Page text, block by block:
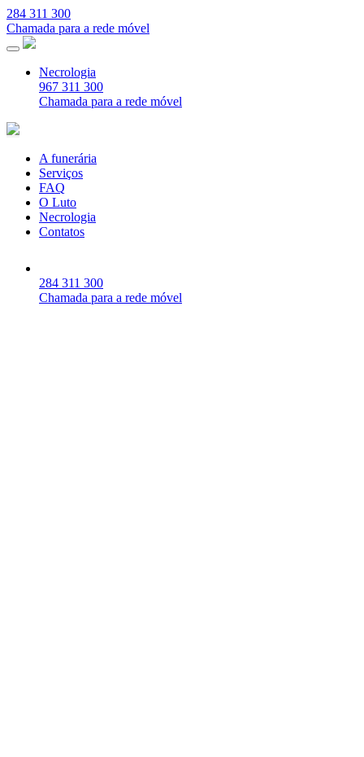
284 311 300
Chamada para a rede móvel
Necrologia
967 311 300
Chamada para a rede móvel
A funerária
Serviços
FAQ
O Luto
Necrologia
Contatos
284 311 300
Chamada para a rede móvel